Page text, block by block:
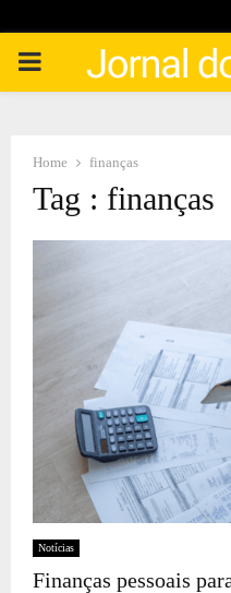
PRIMARY
Home finanças
Tag : finanças
Notícias
Finanças pessoais